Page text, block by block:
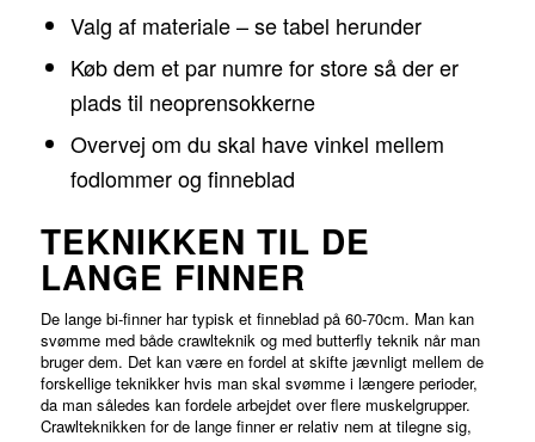
Valg af materiale – se tabel herunder
Køb dem et par numre for store så der er
plads til neoprensokkerne
Overvej om du skal have vinkel mellem
fodlommer og finneblad
TEKNIKKEN TIL DE
LANGE FINNER
De lange bi-finner har typisk et finneblad på 60-70cm. Man kan
svømme med både crawlteknik og med butterfly teknik når man
bruger dem. Det kan være en fordel at skifte jævnligt mellem de
forskellige teknikker hvis man skal svømme i længere perioder,
da man således kan fordele arbejdet over flere muskelgrupper.
Crawlteknikken for de lange finner er relativ nem at tilegne sig,